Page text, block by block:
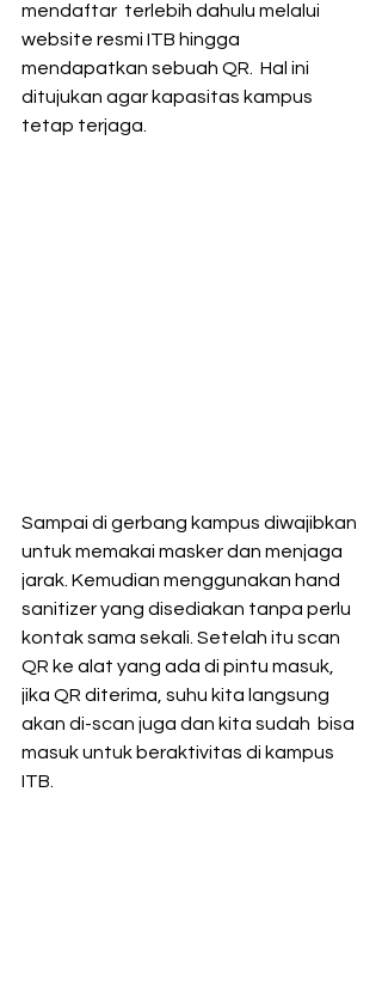
mendaftar  terlebih dahulu melalui
website resmi ITB hingga
mendapatkan sebuah QR.  Hal ini
ditujukan agar kapasitas kampus
tetap terjaga.
Sampai di gerbang kampus diwajibkan
untuk memakai masker dan menjaga
jarak. Kemudian menggunakan hand
sanitizer yang disediakan tanpa perlu
kontak sama sekali. Setelah itu scan
QR ke alat yang ada di pintu masuk,
jika QR diterima, suhu kita langsung
akan di-scan juga dan kita sudah  bisa
masuk untuk beraktivitas di kampus
ITB.